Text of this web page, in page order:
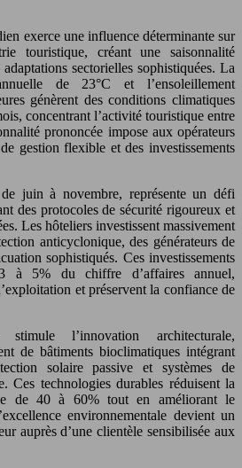
exerce une influence déterminante sur
touristique, créant une saisonnalité
sectorielles sophistiquées. La
de 23°C et l’ensoleillement
génèrent des conditions climatiques
concentrant l’activité touristique entre
prononcée impose aux opérateurs
gestion flexible et des investissements
juin à novembre, représente un défi
des protocoles de sécurité rigoureux et
Les hôteliers investissent massivement
anticyclonique, des générateurs de
sophistiqués. Ces investissements
3 à 5% du chiffre d’affaires annuel,
et préservent la confiance de
stimule l’innovation architecturale,
de bâtiments bioclimatiques intégrant
solaire passive et systèmes de
Ces technologies durables réduisent la
de 40 à 60% tout en améliorant le
environnementale devient un
auprès d’une clientèle sensibilisée aux